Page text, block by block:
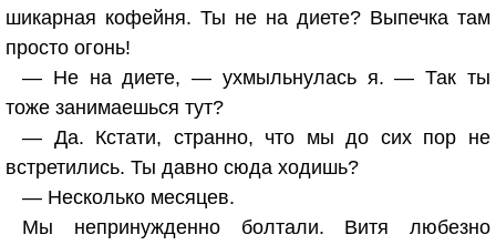
шикарная кофейня. Ты не на диете? Выпечка там
просто огонь!
— Не на диете, — ухмыльнулась я. — Так ты
тоже занимаешься тут?
— Да. Кстати, странно, что мы до сих пор не
встретились. Ты давно сюда ходишь?
— Несколько месяцев.
Мы непринужденно болтали. Витя любезно